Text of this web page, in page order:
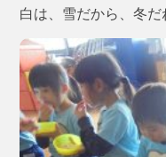
白は、雪だから、冬だ